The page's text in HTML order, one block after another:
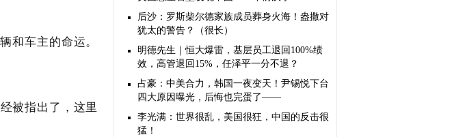
和车主的命运。
被指出了，这里
后沙：罗斯柴尔德家族成员葬身火海！盎撒对
犹太的警告？（很长）
明德先生｜恒大爆雷，基层员工退回100%绩
效，高管退回15%，任泽平一分不退？
占豪：中美合力，韩国一夜变天！尹锡悦下台
四大原因曝光，后悔也完蛋了——
李光满：世界很乱，美国很狂，中国的反击很
猛！